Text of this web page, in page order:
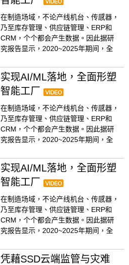
在制造场域，不论产线机台、传感器，
乃至库存管理、供应链管理、ERP和
CRM，个个都会产生数据。因此据研
究报告显示，2020~2025年期间，全
实现AI/ML落地，全面形塑
智能工厂
在制造场域，不论产线机台、传感器，
乃至库存管理、供应链管理、ERP和
CRM，个个都会产生数据。因此据研
究报告显示，2020~2025年期间，全
实现AI/ML落地，全面形塑
智能工厂
在制造场域，不论产线机台、传感器，
乃至库存管理、供应链管理、ERP和
CRM，个个都会产生数据。因此据研
究报告显示，2020~2025年期间，全
凭藉SSD云端监管与灾难